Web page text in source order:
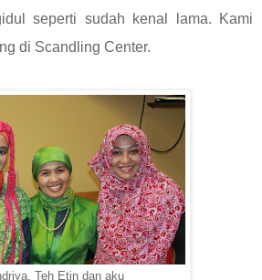
seperti sudah kenal lama. Kami
di Scandling Center.
Teh Etin dan aku